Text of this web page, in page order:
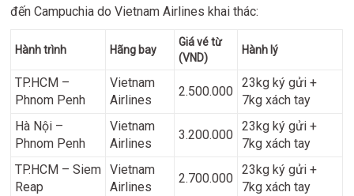
đến Campuchia do Vietnam Airlines khai thác:
Hành trình Hãng bay
Giá vé từ
(VND)
Hành lý
TP.HCM –
Phnom Penh
Vietnam
Airlines
2.500.000
23kg ký gửi +
7kg xách tay
Hà Nội –
Phnom Penh
Vietnam
Airlines
3.200.000
23kg ký gửi +
7kg xách tay
TP.HCM – Siem
Reap
Vietnam
Airlines
2.700.000
23kg ký gửi +
7kg xách tay